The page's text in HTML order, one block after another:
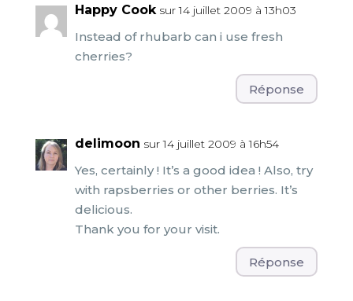
Happy Cook sur 14 juillet 2009 à 13h03
Instead of rhubarb can i use fresh
cherries?
Réponse
delimoon sur 14 juillet 2009 à 16h54
Yes, certainly ! It’s a good idea ! Also, try
with rapsberries or other berries. It’s
delicious.
Thank you for your visit.
Réponse